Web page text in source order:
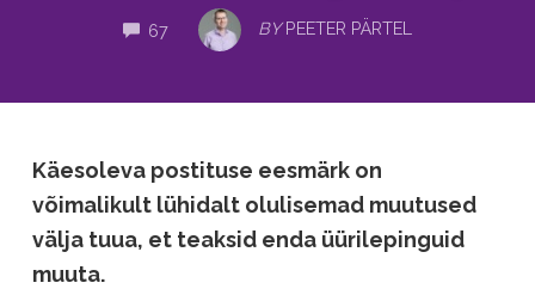
67COMMENTSBY PEETER PÄRTEL
Käesoleva postituse eesmärk on
võimalikult lühidalt olulisemad muutused
välja tuua, et teaksid enda üürilepinguid
muuta.